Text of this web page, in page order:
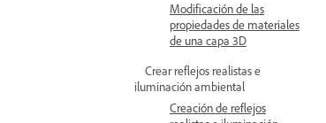
Modificación de las
propiedades de materiales
de una capa 3D
Crear reflejos realistas e
iluminación ambiental
Creación de reflejos